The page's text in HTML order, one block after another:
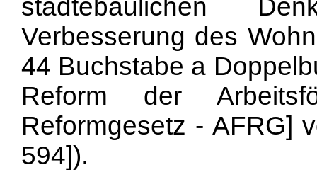
städtebaulichen
Verbesserung des
44 Buchstabe a
Reform der
Reformgesetz - AFRG]
594]).